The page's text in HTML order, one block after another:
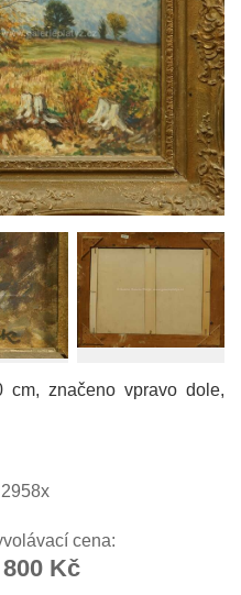
značeno vpravo dole,
2958x
cena:
Kč